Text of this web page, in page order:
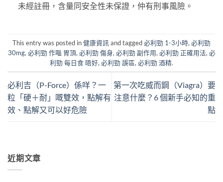
未經註冊，含量同安全性未保證，仲有刑事風險。
This entry was posted in健康資訊 and tagged必利勁 1-3小時, 必利勁
30mg, 必利勁 作嘔 胃頂, 必利勁 傷身, 必利勁 副作用, 必利勁 正確用法, 必
利勁 每日食 唔好, 必利勁 誤區, 必利勁 酒精.
必利吉（P-Force）係咩？一
粒「硬＋耐」嘅雙效，點解有
效、點解又可以好危險
第一次吃威而鋼（Viagra）要
注意什麼？6 個新手必知的重
點
近期文章